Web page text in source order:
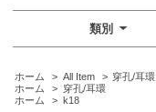
類別
ホーム > All Item > 穿孔/耳環
ホーム
> 穿孔/耳環
ホーム
> k18